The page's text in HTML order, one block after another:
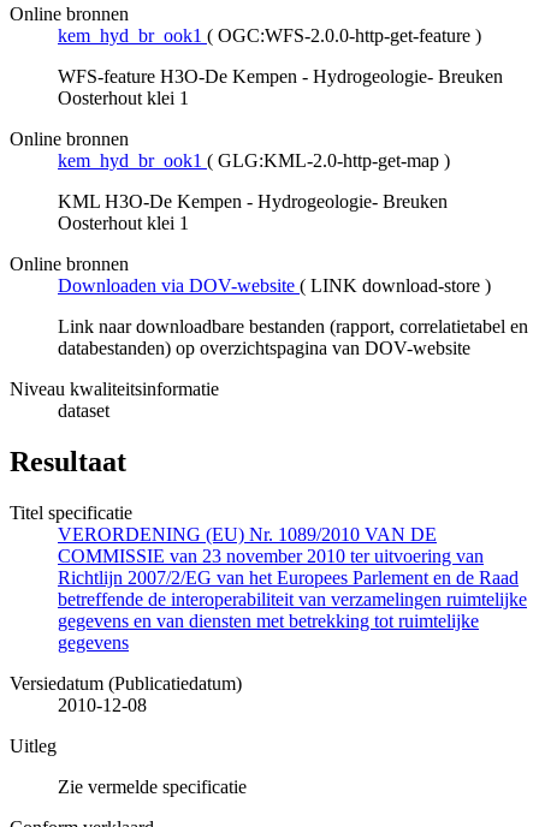
Online bronnen
kem_hyd_br_ook1 ( OGC:WFS-2.0.0-http-get-feature )
WFS-feature H3O-De Kempen - Hydrogeologie- Breuken
Oosterhout klei 1
Online bronnen
kem_hyd_br_ook1 ( GLG:KML-2.0-http-get-map )
KML H3O-De Kempen - Hydrogeologie- Breuken
Oosterhout klei 1
Online bronnen
Downloaden via DOV-website ( LINK download-store )
Link naar downloadbare bestanden (rapport, correlatietabel en
databestanden) op overzichtspagina van DOV-website
Niveau kwaliteitsinformatie
dataset
Resultaat
Titel specificatie
VERORDENING (EU) Nr. 1089/2010 VAN DE
COMMISSIE van 23 november 2010 ter uitvoering van
Richtlijn 2007/2/EG van het Europees Parlement en de Raad
betreffende de interoperabiliteit van verzamelingen ruimtelijke
gegevens en van diensten met betrekking tot ruimtelijke
gegevens
Versiedatum (Publicatiedatum)
2010-12-08
Uitleg
Zie vermelde specificatie